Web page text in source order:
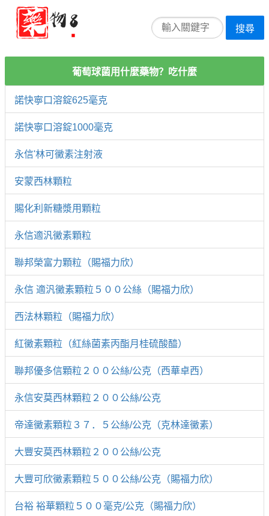
搜尋
葡萄球菌用什麼藥物？吃什麼
諾快寧口溶錠625毫克
諾快寧口溶錠1000毫克
永信'林可黴素注射液
安蒙西林顆粒
賜化利新糖漿用顆粒
永信適汎黴素顆粒
聯邦榮富力顆粒（賜福力欣）
永信 適汎黴素顆粒５００公絲（賜福力欣）
西法林顆粒（賜福力欣）
紅黴素顆粒（紅絲菌素丙酯月桂硫酸醯）
聯邦優多信顆粒２００公絲/公克（西華卓西）
永信安莫西林顆粒２００公絲/公克
帝達黴素顆粒３７．５公絲/公克（克林達黴素）
大豐安莫西林顆粒２００公絲/公克
大豐可欣黴素顆粒５００公絲/公克（賜福力欣）
台裕 裕華顆粒５００毫克/公克（賜福力欣）